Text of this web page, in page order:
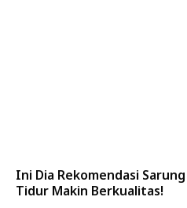
Ini Dia Rekomendasi
Tidur Makin Berkualitas!